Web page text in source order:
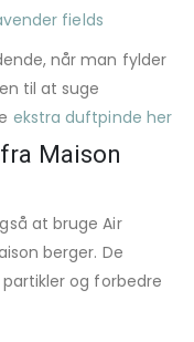
fields
når man fylder
til at suge
ekstra duftpinde her
Maison
at bruge Air
berger. De
og forbedre